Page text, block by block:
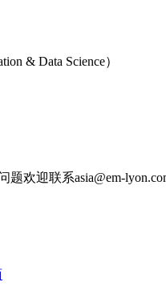
& Data Science）
欢迎联系asia@em-